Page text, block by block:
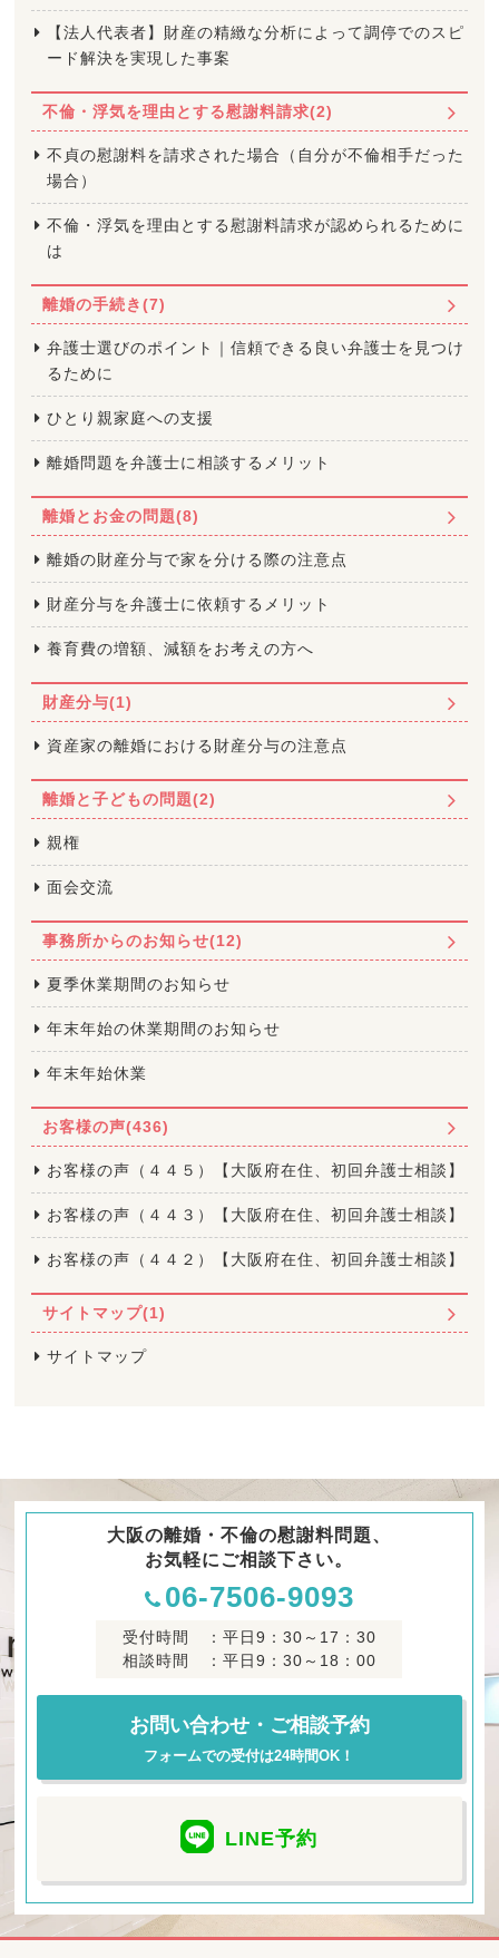
【法人代表者】財産の精緻な分析によって調停でのスピ
ード解決を実現した事案
不倫・浮気を理由とする慰謝料請求(2)
不貞の慰謝料を請求された場合（自分が不倫相手だった
場合）
不倫・浮気を理由とする慰謝料請求が認められるために
は
離婚の手続き(7)
弁護士選びのポイント｜信頼できる良い弁護士を見つけ
るために
ひとり親家庭への支援
離婚問題を弁護士に相談するメリット
離婚とお金の問題(8)
離婚の財産分与で家を分ける際の注意点
財産分与を弁護士に依頼するメリット
養育費の増額、減額をお考えの方へ
財産分与(1)
資産家の離婚における財産分与の注意点
離婚と子どもの問題(2)
親権
面会交流
事務所からのお知らせ(12)
夏季休業期間のお知らせ
年末年始の休業期間のお知らせ
年末年始休業
お客様の声(436)
お客様の声（４４５）【大阪府在住、初回弁護士相談】
お客様の声（４４３）【大阪府在住、初回弁護士相談】
お客様の声（４４２）【大阪府在住、初回弁護士相談】
サイトマップ(1)
サイトマップ
大阪の離婚・不倫の慰謝料問題、
お気軽にご相談下さい。
06-7506-9093
受付時間 ：平日9：30～17：30
相談時間 ：平日9：30～18：00
お問い合わせ・ご相談予約
フォームでの受付は24時間OK！
LINE予約